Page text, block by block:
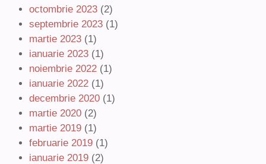
octombrie 2023 (2)
septembrie 2023 (1)
martie 2023 (1)
ianuarie 2023 (1)
noiembrie 2022 (1)
ianuarie 2022 (1)
decembrie 2020 (1)
martie 2020 (2)
martie 2019 (1)
februarie 2019 (1)
ianuarie 2019 (2)